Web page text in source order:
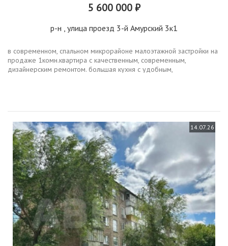
5 600 000 ₽
р-н , улица проезд 3-й Амурский 3к1
в современном, спальном микрорайоне малоэтажной застройки на
продаже 1комн.квартира с качественным, современным,
дизайнерским ремонтом. большая кухня с удобным,
14.07.26